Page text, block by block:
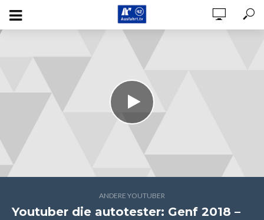
ANDERE YOUTUBER
Youtuber die autotester: Genf 2018 –